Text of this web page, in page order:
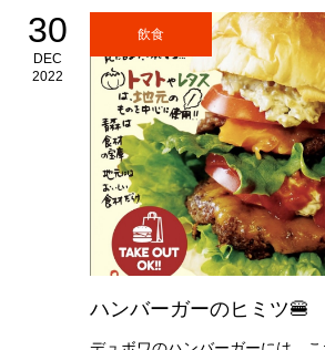
30
DEC
2022
飲食
ハンバーガーのヒミツ🍔